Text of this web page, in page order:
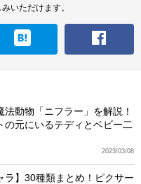
いただけます。
動物「ニフラー」を解説！
の元にいるテディとベビー二
2023/03/08
ラ】30種類まとめ！ピクサー